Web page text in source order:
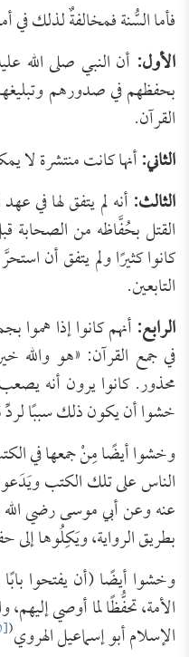
فأما السُّنة فمخالفةٌ لذلك في
الأول: أن النبي صلى الله
بحفظهم في صدورهم
القرآن.
الثاني:أنها كانت منتشرة لا
الثالث:أنه لم يتفق لها في
القتل بحُفَّاظه من الصحابة
كانوا كثيرًا ولم يتفق أن
التابعين.
الرابع:أنهم كانوا إذا هموا
في جمع القرآن: «هو
محذور. كانوا يرون أنه
خشوا أن يكون ذلك سببًا لردِّ
وخشوا أيضًا مِنْ جمعها في
الناس على تلك الكتب
عنه وعن أبي موسى رضي الله
بطريق الرواية، ويَكِلُوها إلى
وخشوا أيضًا (أن يفتحوا
الأمة، تحفُّظًا لما أوصي
الإسلام أبو إسماعيل الهروي(
[10]